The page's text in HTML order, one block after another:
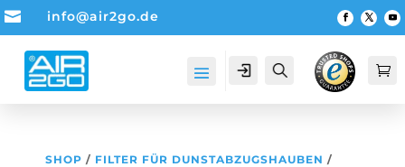
 info@air2go.de
Account Suche 
SHOP / FILTER FÜR DUNSTABZUGSHAUBEN /